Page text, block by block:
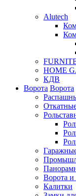
Alutech
HOME
КДВ
Ворота Ворота
Ворота и
Калитки